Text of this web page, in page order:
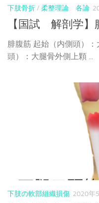
下肢骨折/ 柔整理論 各論
【国試 解剖学】
腓腹筋 起始（内側頭）
頭）：大腿骨外側上顆 ...
下肢の軟部組織損傷 2020年